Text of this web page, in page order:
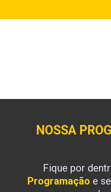
NOSSA
Fique por
Programação e